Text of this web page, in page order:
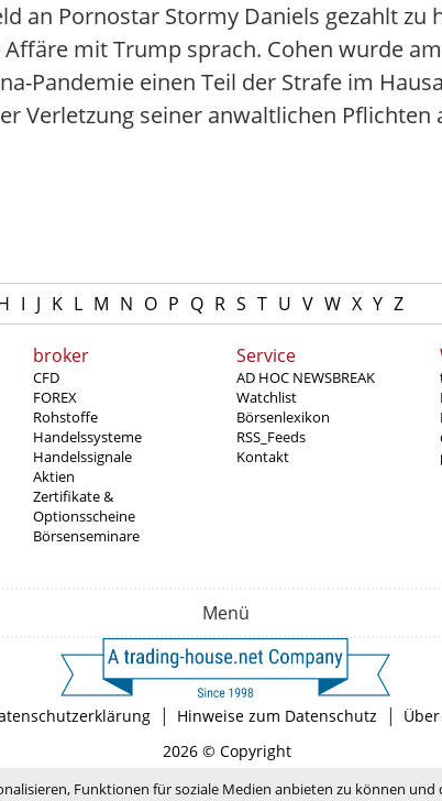
an Pornostar Stormy Daniels gezahlt
mit Trump sprach. Cohen wurde
Pandemie einen Teil der Strafe im
Verletzung seiner anwaltlichen
I J K L M N O P Q R S T U V W X Y Z
broker
CFD
FOREX
Rohstoffe
Handelssysteme
Handelssignale
Aktien
Zertifikate &
Optionsscheine
Börsenseminare
Service
AD HOC NEWSBREAK
Watchlist
Börsenlexikon
RSS_Feeds
Kontakt
Menü
| Hinweise zum Datenschutz |
2026 © Copyright
Funktionen für soziale Medien anbieten zu können